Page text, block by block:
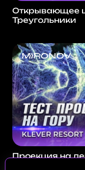
Открывающее
Треугольники
Проекция на